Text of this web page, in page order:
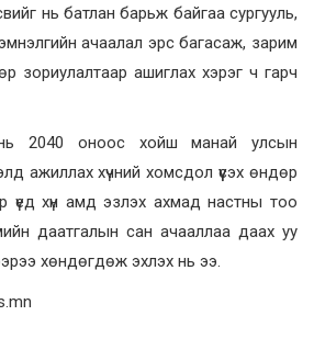
нь батлан барьж байгаа сургууль,
ачаалал эрс багасаж, зарим
зориулалтаар ашиглах хэрэг ч гарч
2040 оноос хойш манай улсын
ажиллах хүчний хомсдол үүсэх өндөр
үед хүн амд эзлэх ахмад настны тоо
даатгалын сан ачааллаа даах уу
хөндөгдөж эхлэх нь ээ.